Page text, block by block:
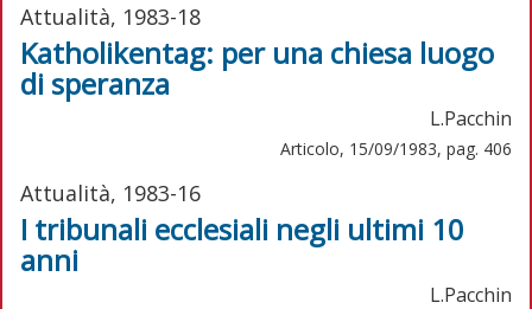
Attualità, 1983-18
Katholikentag: per una chiesa luogo
di speranza
L.Pacchin
Articolo, 15/09/1983, pag. 406
Attualità, 1983-16
I tribunali ecclesiali negli ultimi 10
anni
L.Pacchin